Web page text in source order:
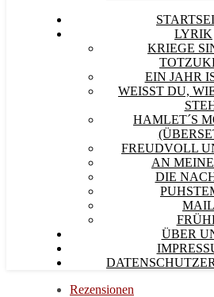
LYRIK
KRIEGE
EIN JAHR
WEISST DU,
HAMLET´S
FREUDVOLL
AN
DIE
ÜBER
Rezensionen